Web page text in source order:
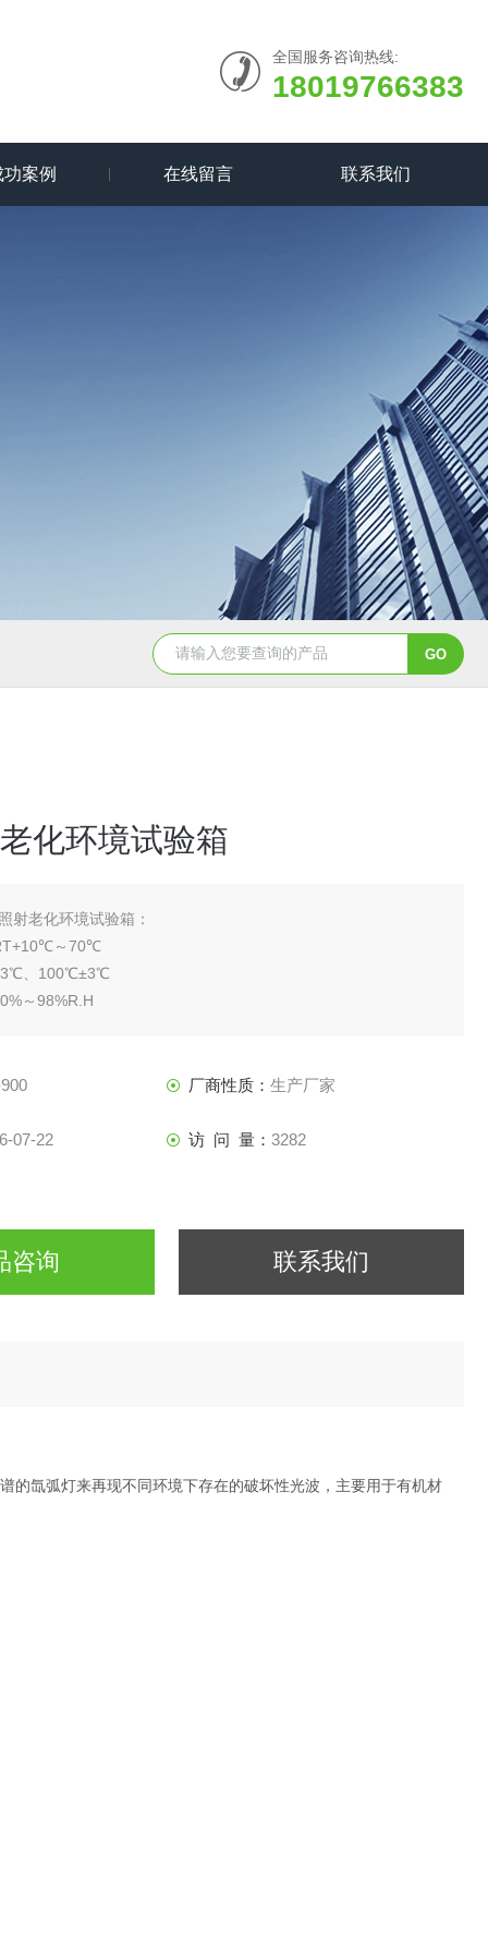
全国服务咨询热线:
18019766383
功案例 在线留言 联系我们
YSCYS-010臭氧老化试验设备
化环境试验箱
射老化环境试验箱：
～70℃
、100℃±3℃
～98%R.H
厂商性质： 生产厂家
07-22 访 问 量： 3282
咨询 联系我们
氙弧灯来再现不同环境下存在的破坏性光波，主要用于有机材